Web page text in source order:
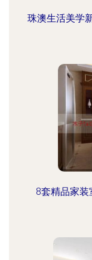
珠澳生活美学
8套精品家